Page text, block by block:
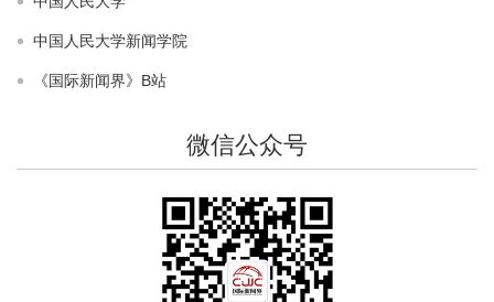
（截稿时间2014年8月1日）
2014-02-27
【本期话题】“气候变化中的气候传播”征稿公告（截稿时
（截稿时间2014年12月1日）
【本期话题】“当代中外新闻理论研究的新进展”征稿公告
中国人民大学新闻学院
《国际新闻界》B站
微信公众号